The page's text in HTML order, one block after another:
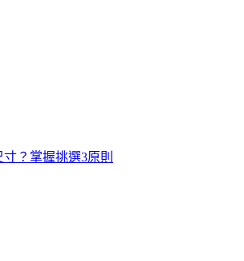
？掌握挑選3原則